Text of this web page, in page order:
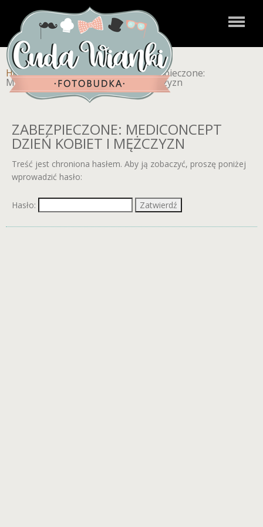
Home»Zdjęcia dla klientów»Zabezpieczone:
MEDICONCEPT Dzień Kobiet i Mężczyzn
ZABEZPIECZONE: MEDICONCEPT
DZIEŃ KOBIET I MĘŻCZYZN
Treść jest chroniona hasłem. Aby ją zobaczyć, proszę poniżej
wprowadzić hasło:
Hasło: